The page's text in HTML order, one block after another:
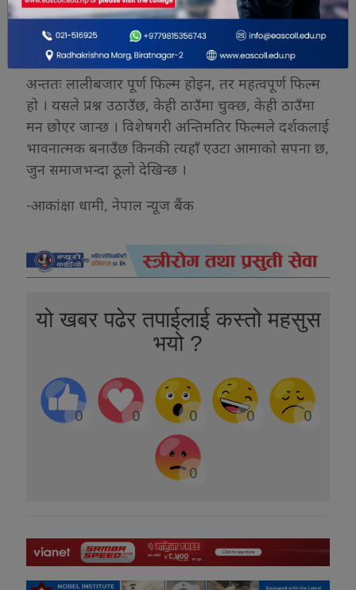
अनुहारले धेरै कुरा भन्छ । त्यो क्षणमा फिल्म केवल वादी
समुदायको कथा रहँदैन, एउटा आमाको त्यागको कथा बन्छ
। र प्रायः यो फिल्म हेर्ने सबैका आँखा रसाउन पुग्छन् ।
अन्ततः लालीबजार पूर्ण फिल्म होइन, तर महत्वपूर्ण फिल्म
हो । यसले प्रश्न उठाउँछ, केही ठाउँमा चुक्छ, केही ठाउँमा
मन छोएर जान्छ । विशेषगरी अन्तिमतिर फिल्मले दर्शकलाई
भावनात्मक बनाउँछ किनकी त्यहाँ एउटा आमाको सपना छ,
जुन समाजभन्दा ठूलो देखिन्छ ।
-आकांक्षा धामी, नेपाल न्यूज बैंक
यो खबर पढेर तपाईलाई कस्तो महसुस
भयो ?
0 0 0 0 0
0